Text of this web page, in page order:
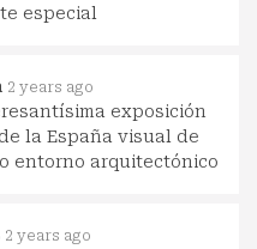
especial
2 years ago
exposición
la España visual de
entorno arquitectónico
2 years ago